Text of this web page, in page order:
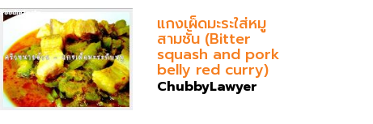
แกงเผ็ดมะระใส่หมู
สามชั้น (Bitter
squash and pork
belly red curry)
ChubbyLawyer